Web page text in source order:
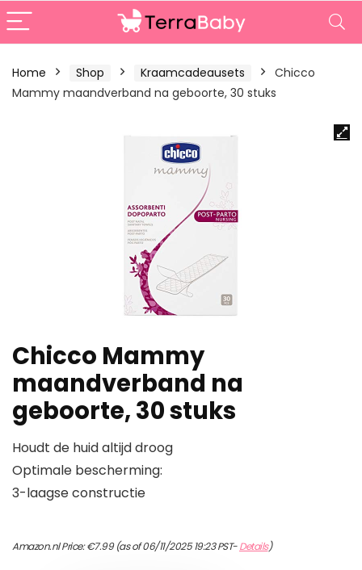
Home Shop Kraamcadeausets
Chicco
Mammy maandverband na geboorte, 30 stuks
Chicco Mammy
maandverband na
geboorte, 30 stuks
Houdt de huid altijd droog
Optimale bescherming:
3-laagse constructie
Amazon.nl Price:€7.99(as of 06/11/2025 19:23 PST-Details)